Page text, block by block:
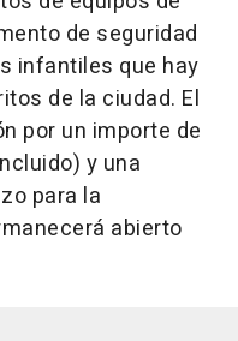
de seguridad
infantiles que hay
de la ciudad. El
por un importe de
y una
para la
abierto